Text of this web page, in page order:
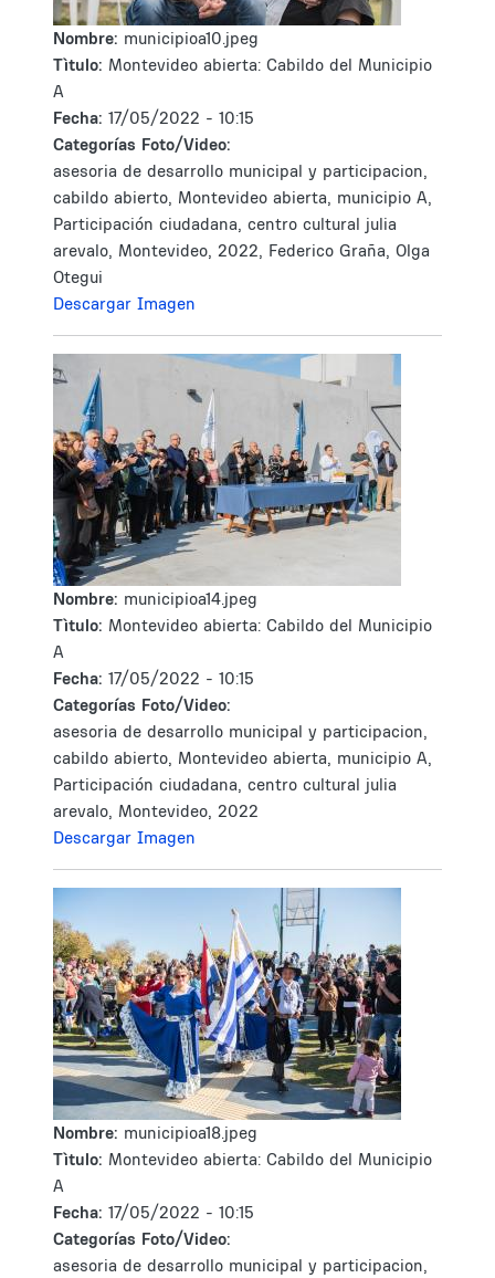
Nombre: municipioa10.jpeg
Tìtulo: Montevideo abierta: Cabildo del Municipio
A
Fecha: 17/05/2022 - 10:15
Categorías Foto/Video:
asesoria de desarrollo municipal y participacion,
cabildo abierto, Montevideo abierta, municipio A,
Participación ciudadana, centro cultural julia
arevalo, Montevideo, 2022, Federico Graña, Olga
Otegui
Descargar Imagen
Nombre: municipioa14.jpeg
Tìtulo: Montevideo abierta: Cabildo del Municipio
A
Fecha: 17/05/2022 - 10:15
Categorías Foto/Video:
asesoria de desarrollo municipal y participacion,
cabildo abierto, Montevideo abierta, municipio A,
Participación ciudadana, centro cultural julia
arevalo, Montevideo, 2022
Descargar Imagen
Nombre: municipioa18.jpeg
Tìtulo: Montevideo abierta: Cabildo del Municipio
A
Fecha: 17/05/2022 - 10:15
Categorías Foto/Video:
asesoria de desarrollo municipal y participacion,